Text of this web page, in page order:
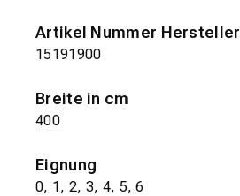
Artikel Nummer Hersteller
15191900
Breite in cm
400
Eignung
0, 1, 2, 3, 4, 5, 6